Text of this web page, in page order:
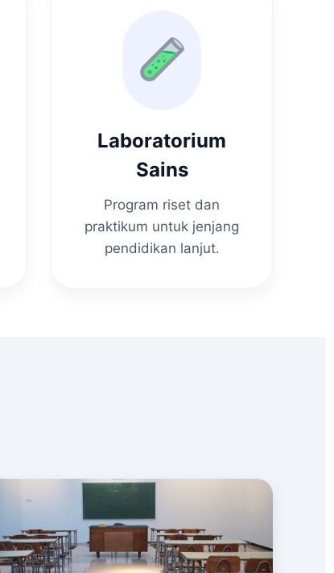
Laboratorium
Sains
Program riset dan
praktikum untuk jenjang
pendidikan lanjut.